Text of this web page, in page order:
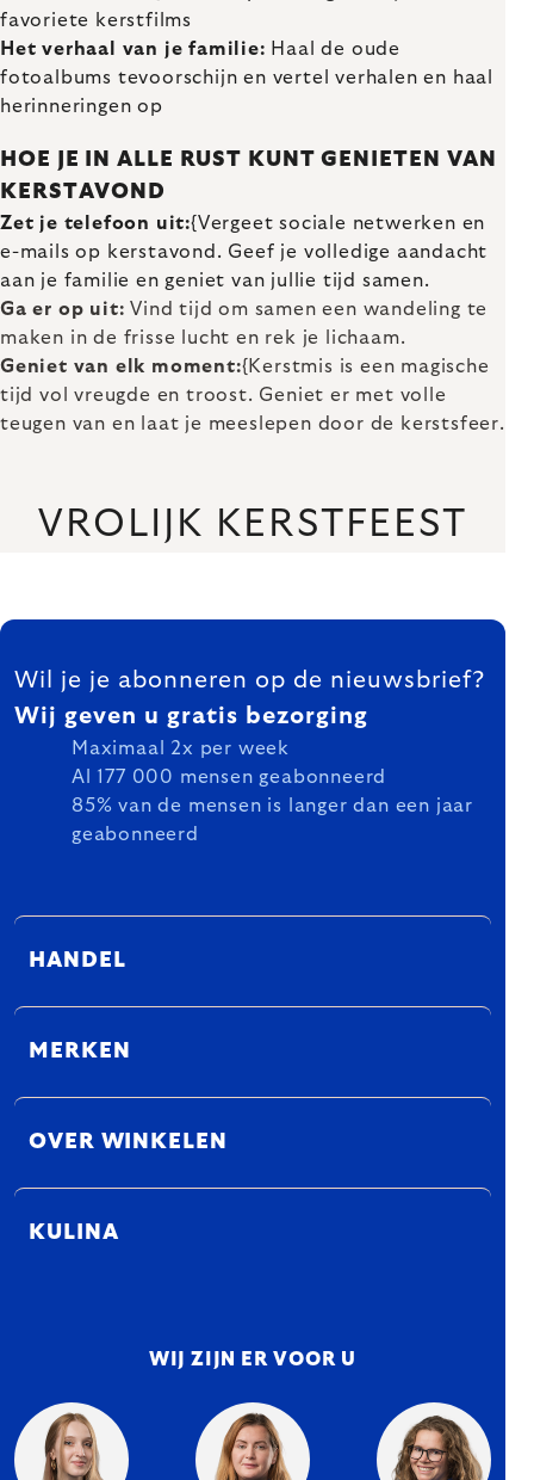
favoriete kerstfilms
Het verhaal van je familie: Haal de oude
fotoalbums tevoorschijn en vertel verhalen en haal
herinneringen op
HOE JE IN ALLE RUST KUNT GENIETEN VAN
KERSTAVOND
Zet je telefoon uit:{Vergeet sociale netwerken en
e-mails op kerstavond. Geef je volledige aandacht
aan je familie en geniet van jullie tijd samen.
Ga er op uit: Vind tijd om samen een wandeling te
maken in de frisse lucht en rek je lichaam.
Geniet van elk moment:{Kerstmis is een magische
tijd vol vreugde en troost. Geniet er met volle
teugen van en laat je meeslepen door de kerstsfeer.
VROLIJK KERSTFEEST
FOOTER
Wil je je abonneren op de nieuwsbrief?
Wij geven u gratis bezorging
Maximaal 2x per week
Al 177 000 mensen geabonneerd
85% van de mensen is langer dan een jaar
geabonneerd
HANDEL
MERKEN
OVER WINKELEN
KULINA
WIJ ZIJN ER VOOR U